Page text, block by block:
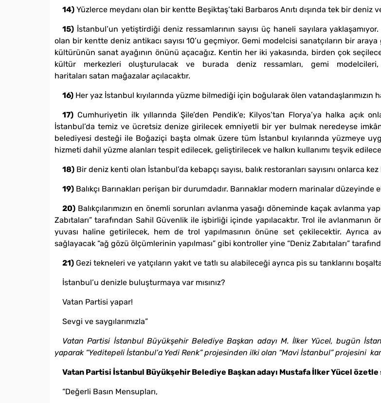
14) Yüzlerce meydanı olan bir kentte Beşiktaş’taki Barbaros Anıtı dışında tek bir
15) İstanbul’un yetiştirdiği deniz ressamlarının sayısı üç haneli sayılara
olan bir kentte deniz antikacı sayısı 10’u geçmiyor. Gemi modelcisi sanatçıların bir
kültürünün sanat ayağının önünü açacağız. Kentin her iki yakasında, birden çok
kültür merkezleri oluşturulacak ve burada deniz ressamları, gemi
haritaları satan mağazalar açılacaktır.
16) Her yaz İstanbul kıyılarında yüzme bilmediği için boğularak ölen
17) Cumhuriyetin ilk yıllarında Şile’den Pendik’e; Kilyos’tan Florya’ya halka açık
İstanbul’da temiz ve ücretsiz denize girilecek emniyetli bir yer bulmak neredeyse
belediyesi desteği ile Boğaziçi başta olmak üzere tüm İstanbul kıyılarında yüzmeye
hizmeti dahil yüzme alanları tespit edilecek, geliştirilecek ve halkın kullanımı teşvik
18) Bir deniz kenti olan İstanbul’da kebapçı sayısı, balık restoranları sayısını
19) Balıkçı Barınakları perişan bir durumdadır. Barınaklar modern marinalar düzeyinde
20) Balıkçılarımızın en önemli sorunları avlanma yasağı döneminde kaçak avlanma
Zabıtaları” tarafından Sahil Güvenlik ile işbirliği içinde yapılacaktır. Trol ile avlanmanın
yuvası haline getirilecek, hem de trol yapılmasının önüne set çekilecektir. Ayrıca
sağlayacak “ağ gözü ölçümlerinin yapılması” gibi kontroller yine “Deniz Zabıtaları”
21) Gezi tekneleri ve yatçıların yakıt ve tatlı su alabileceği ayrıca pis su tanklarını
İstanbul’u denizle buluşturmaya var mısınız?
Vatan Partisi yapar!
Sevgi ve saygılarımızla”
Vatan Partisi İstanbul Büyükşehir Belediye Başkan adayı M. İlker Yücel, bugün
yaparak“Yeditepeli İstanbul’a Yedi Renk” projesinden ilki olan “Mavi İstanbul”projesini
Vatan Partisi İstanbul Büyükşehir Belediye Başkan adayı Mustafa İlker Yücel özetle
“Değerli Basın Mensupları,